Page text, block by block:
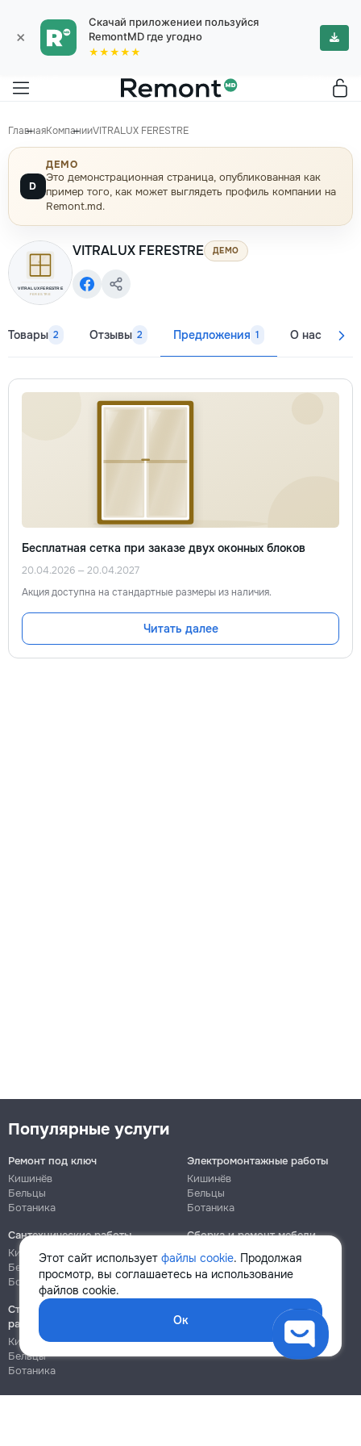
×
Скачай приложениеи пользуйся
RemontMD где угодно
★★★★★
ГлавнаяКомпанииVITRALUX FERESTRE
D
ДЕМО
Это демонстрационная страница, опубликованная как
пример того, как может выглядеть профиль компании на
Remont.md.
VITRALUX FERESTRE ДЕМО
Товары 2 Отзывы 2 Предложения 1 О нас
Бесплатная сетка при заказе двух оконных блоков
20.04.2026 — 20.04.2027
Акция доступна на стандартные размеры из наличия.
Читать далее
Этот сайт использует файлы cookie. Продолжая
просмотр, вы соглашаетесь на использование
файлов cookie.
Ок
Популярные услуги
Ремонт под ключ
Кишинёв
Бельцы
Ботаника
Электромонтажные работы
Кишинёв
Бельцы
Ботаника
Сантехнические работы
Кишинёв
Бельцы
Ботаника
Сборка и ремонт мебели
Кишинёв
Ботаника
Строительно-монтажные
работы
Кишинёв
Бельцы
Ботаника